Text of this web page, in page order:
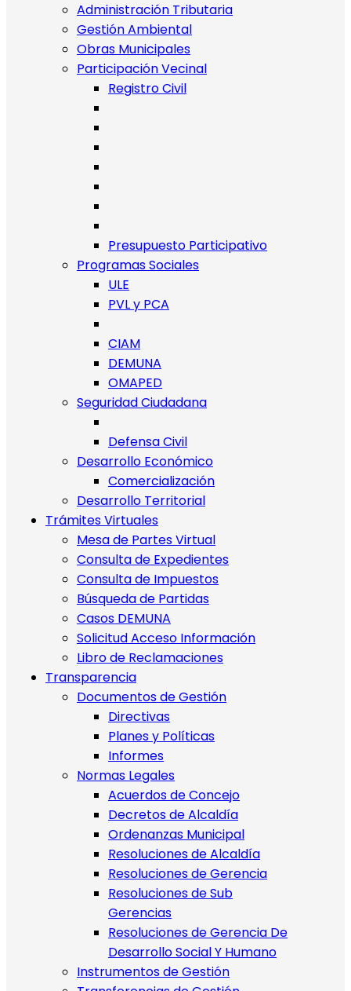
Administración Tributaria
Gestión Ambiental
Obras Municipales
Participación Vecinal
Registro Civil
Presupuesto Participativo
Programas Sociales
ULE
PVL y PCA
CIAM
DEMUNA
OMAPED
Seguridad Ciudadana
Defensa Civil
Desarrollo Económico
Comercialización
Desarrollo Territorial
Trámites Virtuales
Mesa de Partes Virtual
Consulta de Expedientes
Consulta de Impuestos
Búsqueda de Partidas
Casos DEMUNA
Solicitud Acceso Información
Libro de Reclamaciones
Transparencia
Documentos de Gestión
Directivas
Planes y Políticas
Informes
Normas Legales
Acuerdos de Concejo
Decretos de Alcaldía
Ordenanzas Municipal
Resoluciones de Alcaldía
Resoluciones de Gerencia
Resoluciones de Sub
Gerencias
Resoluciones de Gerencia De
Desarrollo Social Y Humano
Instrumentos de Gestión